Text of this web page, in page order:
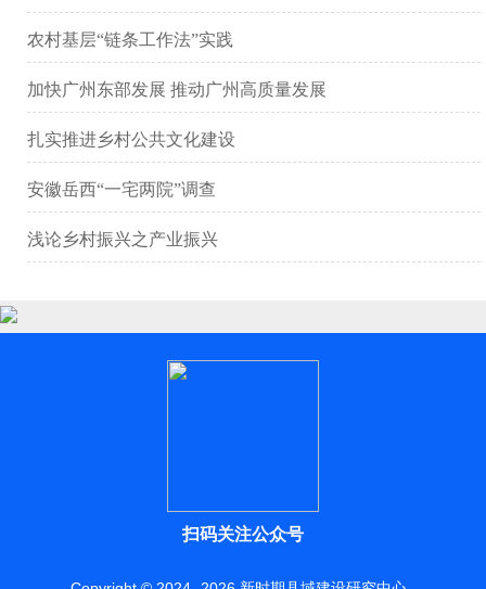
农村基层“链条工作法”实践
加快广州东部发展 推动广州高质量发展
扎实推进乡村公共文化建设
安徽岳西“一宅两院”调查
浅论乡村振兴之产业振兴
扫码关注公众号